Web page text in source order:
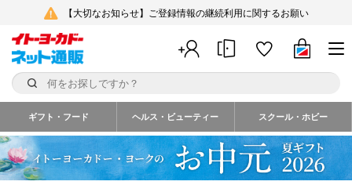
【大切なお知らせ】ご登録情報の継続利用に関するお願い
ギフト・フード ヘルス・ビューティー スクール・ホビー